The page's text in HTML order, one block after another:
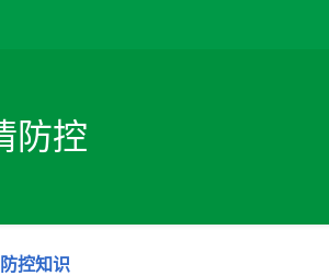
防控
防控知识